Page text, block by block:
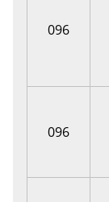
096
096